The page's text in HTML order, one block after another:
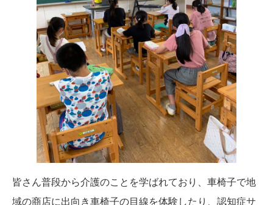
皆さん普段から介護のことを学ばれており、車椅子で地
域の商店に出向き車椅子の目線を体験したり、認知症サ